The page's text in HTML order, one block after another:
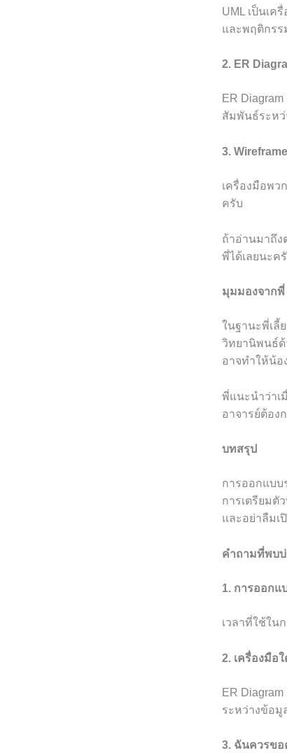
UML เป็นเค
และพฤติกรร
2. ER
ER
สัมพันธ์ระหว่
3.
เครื่องมือพว
ครับ
ถ้าอ่านมาถึง
พี่ได้เลยนะค
มุมมองจากพี่
ในฐานะพี่เลี้
วิทยานิพนธ์ด้
อาจทำให้น้อ
พี่แนะนำว่าเ
อาจารย์ต้อง
บทสรุป
การออกแบบ
การเตรียมตั
และอย่าลืมเ
คำถามที่พบบ่
1. การออกแ
เวลาที่ใช้ใน
2. เครื่องมือ
ER
ระหว่างข้อมู
3. ฉันควรขอ